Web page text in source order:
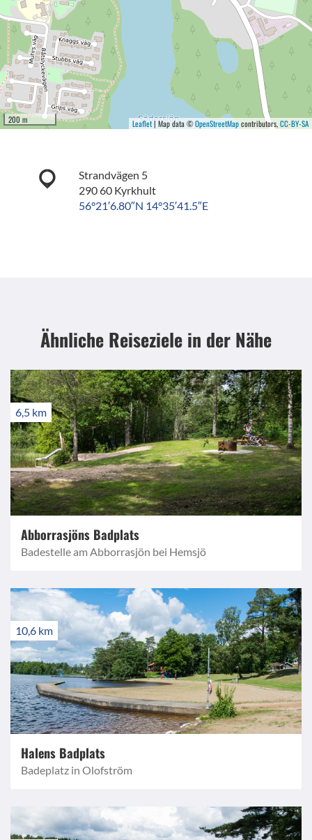
200 m Leaflet| Map data ©OpenStreetMapcontributors,CC-BY-SA
Strandvägen 5
290 60 Kyrkhult
56°21′6.80″N 14°35′41.5″E
Ähnliche Reiseziele in der Nähe
6,5 km
Abborrasjöns Badplats
Badestelle am Abborrasjön bei Hemsjö
10,6 km
Halens Badplats
Badeplatz in Olofström